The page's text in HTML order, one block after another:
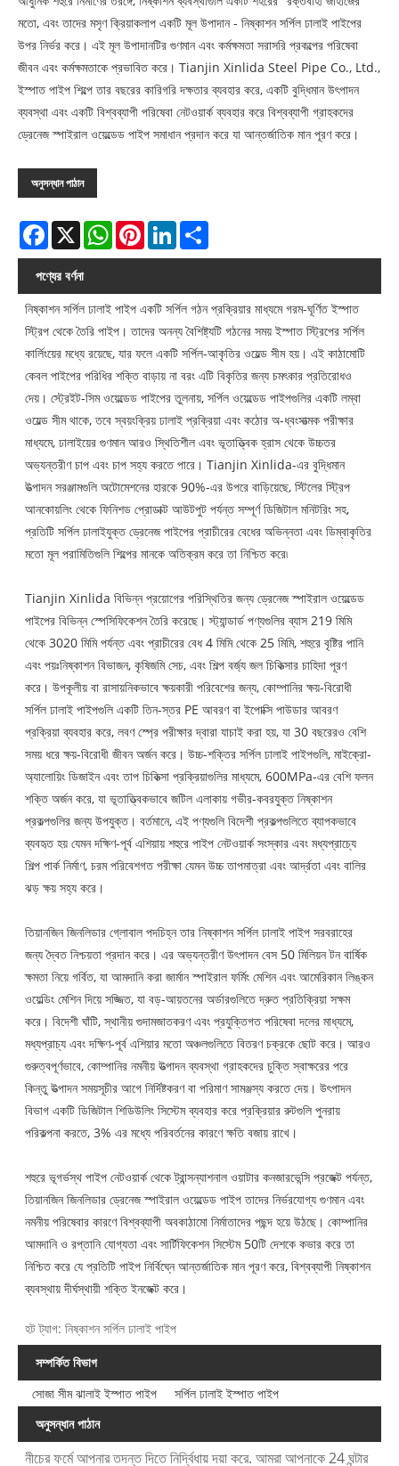
মতো, এবং তাদের মসৃণ ক্রিয়াকলাপ একটি মূল উপাদান - নিষ্কাশন সর্পিল ঢালাই পাইপের
উপর নির্ভর করে। এই মূল উপাদানটির গুণমান এবং কর্মক্ষমতা সরাসরি প্রকল্পের পরিষেবা
জীবন এবং কর্মক্ষমতাকে প্রভাবিত করে। Tianjin Xinlida Steel Pipe Co., Ltd.,
ইস্পাত পাইপ শিল্পে তার বছরের কারিগরি দক্ষতার ব্যবহার করে, একটি বুদ্ধিমান উৎপাদন
ব্যবস্থা এবং একটি বিশ্বব্যাপী পরিষেবা নেটওয়ার্ক ব্যবহার করে বিশ্বব্যাপী গ্রাহকদের
ড্রেনেজ স্পাইরাল ওয়েল্ডেড পাইপ সমাধান প্রদান করে যা আন্তর্জাতিক মান পূরণ করে।
অনুসন্ধান পাঠান
Facebook
X WhatsAppPinterestLinkedIn
পণ্যের বর্ণনা
নিষ্কাশন সর্পিল ঢালাই পাইপ একটি সর্পিল গঠন প্রক্রিয়ার মাধ্যমে গরম-ঘূর্ণিত ইস্পাত
স্ট্রিপ থেকে তৈরি পাইপ। তাদের অনন্য বৈশিষ্ট্যটি গঠনের সময় ইস্পাত স্ট্রিপের সর্পিল
কার্লিংয়ের মধ্যে রয়েছে, যার ফলে একটি সর্পিল-আকৃতির ওয়েল্ড সীম হয়। এই কাঠামোটি
কেবল পাইপের পরিধির শক্তি বাড়ায় না বরং এটি বিকৃতির জন্য চমৎকার প্রতিরোধও
দেয়। স্ট্রেইট-সিম ওয়েল্ডেড পাইপের তুলনায়, সর্পিল ওয়েল্ডেড পাইপগুলির একটি লম্বা
ওয়েল্ড সীম থাকে, তবে স্বয়ংক্রিয় ঢালাই প্রক্রিয়া এবং কঠোর অ-ধ্বংসাত্মক পরীক্ষার
মাধ্যমে, ঢালাইয়ের গুণমান আরও স্থিতিশীল এবং ভূতাত্ত্বিক হ্রাস থেকে উচ্চতর
অভ্যন্তরীণ চাপ এবং চাপ সহ্য করতে পারে। Tianjin Xinlida-এর বুদ্ধিমান
উত্পাদন সরঞ্জামগুলি অটোমেশনের হারকে 90%-এর উপরে বাড়িয়েছে, স্টিলের স্ট্রিপ
আনকোয়লিং থেকে ফিনিশড প্রোডাক্ট আউটপুট পর্যন্ত সম্পূর্ণ ডিজিটাল মনিটরিং সহ,
প্রতিটি সর্পিল ঢালাইযুক্ত ড্রেনেজ পাইপের প্রাচীরের বেধের অভিন্নতা এবং ডিম্বাকৃতির
মতো মূল পরামিতিগুলি শিল্পের মানকে অতিক্রম করে তা নিশ্চিত করে৷
Tianjin Xinlida বিভিন্ন প্রয়োগের পরিস্থিতির জন্য ড্রেনেজ স্পাইরাল ওয়েল্ডেড
পাইপের বিভিন্ন স্পেসিফিকেশন তৈরি করেছে। স্ট্যান্ডার্ড পণ্যগুলির ব্যাস 219 মিমি
থেকে 3020 মিমি পর্যন্ত এবং প্রাচীরের বেধ 4 মিমি থেকে 25 মিমি, শহুরে বৃষ্টির পানি
এবং পয়ঃনিষ্কাশন বিভাজন, কৃষিজমি সেচ, এবং শিল্প বর্জ্য জল চিকিত্সার চাহিদা পূরণ
করে। উপকূলীয় বা রাসায়নিকভাবে ক্ষয়কারী পরিবেশের জন্য, কোম্পানির ক্ষয়-বিরোধী
সর্পিল ঢালাই পাইপগুলি একটি তিন-স্তর PE আবরণ বা ইপোক্সি পাউডার আবরণ
প্রক্রিয়া ব্যবহার করে, লবণ স্প্রে পরীক্ষার দ্বারা যাচাই করা হয়, যা 30 বছরেরও বেশি
সময় ধরে ক্ষয়-বিরোধী জীবন অর্জন করে। উচ্চ-শক্তির সর্পিল ঢালাই পাইপগুলি, মাইক্রো-
অ্যালোয়িং ডিজাইন এবং তাপ চিকিত্সা প্রক্রিয়াগুলির মাধ্যমে, 600MPa-এর বেশি ফলন
শক্তি অর্জন করে, যা ভূতাত্ত্বিকভাবে জটিল এলাকায় গভীর-কবরযুক্ত নিষ্কাশন
প্রকল্পগুলির জন্য উপযুক্ত। বর্তমানে, এই পণ্যগুলি বিদেশী প্রকল্পগুলিতে ব্যাপকভাবে
ব্যবহৃত হয় যেমন দক্ষিণ-পূর্ব এশিয়ায় শহুরে পাইপ নেটওয়ার্ক সংস্কার এবং মধ্যপ্রাচ্যে
শিল্প পার্ক নির্মাণ, চরম পরিবেশগত পরীক্ষা যেমন উচ্চ তাপমাত্রা এবং আর্দ্রতা এবং বালির
ঝড় ক্ষয় সহ্য করে।
তিয়ানজিন জিনলিডার গ্লোবাল পদচিহ্ন তার নিষ্কাশন সর্পিল ঢালাই পাইপ সরবরাহের
জন্য দ্বৈত নিশ্চয়তা প্রদান করে। এর অভ্যন্তরীণ উৎপাদন বেস 50 মিলিয়ন টন বার্ষিক
ক্ষমতা নিয়ে গর্বিত, যা আমদানি করা জার্মান স্পাইরাল ফর্মিং মেশিন এবং আমেরিকান লিঙ্কন
ওয়েল্ডিং মেশিন দিয়ে সজ্জিত, যা বড়-আয়তনের অর্ডারগুলিতে দ্রুত প্রতিক্রিয়া সক্ষম
করে। বিদেশী ঘাঁটি, স্থানীয় গুদামজাতকরণ এবং প্রযুক্তিগত পরিষেবা দলের মাধ্যমে,
মধ্যপ্রাচ্য এবং দক্ষিণ-পূর্ব এশিয়ার মতো অঞ্চলগুলিতে বিতরণ চক্রকে ছোট করে। আরও
গুরুত্বপূর্ণভাবে, কোম্পানির নমনীয় উত্পাদন ব্যবস্থা গ্রাহকদের চুক্তি স্বাক্ষরের পরে
কিন্তু উত্পাদন সময়সূচীর আগে নির্দিষ্টকরণ বা পরিমাণ সামঞ্জস্য করতে দেয়। উৎপাদন
বিভাগ একটি ডিজিটাল শিডিউলিং সিস্টেম ব্যবহার করে প্রক্রিয়ার রুটগুলি পুনরায়
পরিকল্পনা করতে, 3% এর মধ্যে পরিবর্তনের কারণে ক্ষতি বজায় রাখে।
শহুরে ভূগর্ভস্থ পাইপ নেটওয়ার্ক থেকে ট্রান্সন্যাশনাল ওয়াটার কনজারভেন্সি প্রজেক্ট পর্যন্ত,
তিয়ানজিন জিনলিডার ড্রেনেজ স্পাইরাল ওয়েল্ডেড পাইপ তাদের নির্ভরযোগ্য গুণমান এবং
নমনীয় পরিষেবার কারণে বিশ্বব্যাপী অবকাঠামো নির্মাতাদের পছন্দ হয়ে উঠছে। কোম্পানির
আমদানি ও রপ্তানি যোগ্যতা এবং সার্টিফিকেশন সিস্টেম 50টি দেশকে কভার করে তা
নিশ্চিত করে যে প্রতিটি পাইপ নির্বিঘ্নে আন্তর্জাতিক মান পূরণ করে, বিশ্বব্যাপী নিষ্কাশন
ব্যবস্থায় দীর্ঘস্থায়ী শক্তি ইনজেক্ট করে।
হট ট্যাগ: নিষ্কাশন সর্পিল ঢালাই পাইপ
সম্পর্কিত বিভাগ
সোজা সীম ঝালাই ইস্পাত পাইপ
সর্পিল ঢালাই ইস্পাত পাইপ
অনুসন্ধান পাঠান
নীচের ফর্মে আপনার তদন্ত দিতে নির্দ্বিধায় দয়া করে. আমরা আপনাকে 24 ঘন্টার